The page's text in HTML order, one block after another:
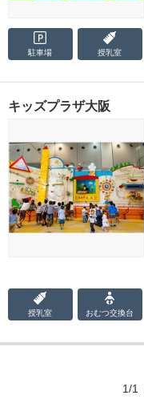
駐車場 授乳室
キッズプラザ大阪
授乳室 おむつ交換台
1/1